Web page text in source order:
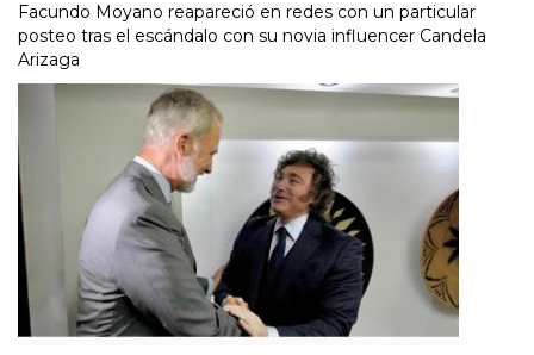
Facundo Moyano reapareció en redes con un particular
posteo tras el escándalo con su novia influencer Candela
Arizaga